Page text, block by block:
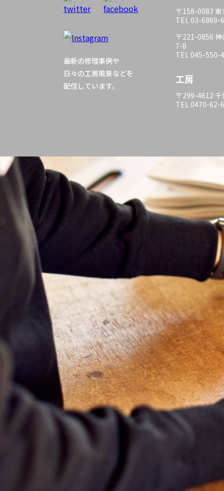
最新の修理事例や
日々の工房風景などを
配信しています。
〒158-0083
TEL 03-6869-
〒221-0856
7-8
TEL 045-550-
工房
〒299-4612
TEL 0470-62-